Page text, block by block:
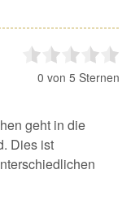
0 von 5 Sternen
geht in die
Dies ist